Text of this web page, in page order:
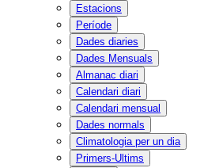
Estacions
Període
Dades diaries
Dades Mensuals
Almanac diari
Calendari diari
Calendari mensual
Dades normals
Climatologia per un dia
Primers-Ultims